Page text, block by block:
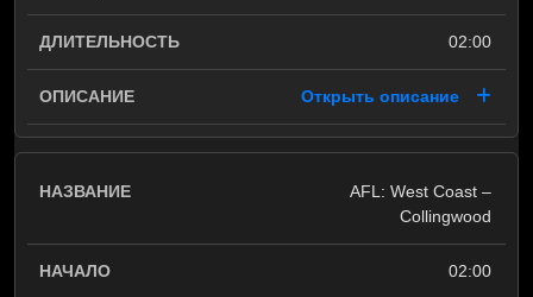
02:00
Открыть описание
AFL: West Coast –
Collingwood
02:00